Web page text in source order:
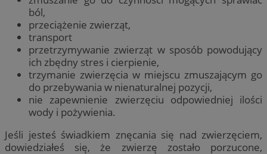
ból,
przeciążenie zwierząt,
transport
przetrzymywanie zwierząt w sposób powodujący
ich zbędny stres i cierpienie,
trzymanie zwierzęcia w miejscu zmuszającym go
do przebywania w nienaturalnej pozycji,
nie zapewnienie zwierzęciu odpowiedniej ilości
wody i pożywienia.
Jeśli jesteś świadkiem znęcania się nad zwierzęciem,
dowiedziałeś się, że zwierzę zostało porzucone,